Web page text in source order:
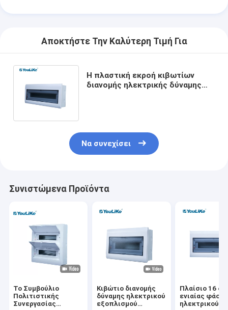
Αποκτήστε Την Καλύτερη Τιμή Για
Η πλαστική εκροή κιβωτίων
διανομής ηλεκτρικής δύναμης
Να συνεχίσει
Συνιστώμενα Προϊόντα
Το Συμβούλιο
Πολιτιστικής
Συνεργασίας
Κιβώτιο διανομής
δύναμης ηλεκτρικού
εξοπλισμού
Πλαίσιο 16
ενιαίας
ηλεκτρικού